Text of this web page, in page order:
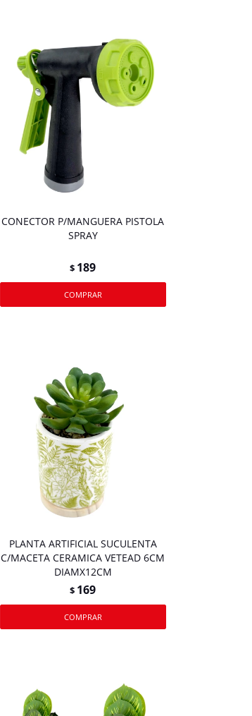
CONECTOR P/MANGUERA PISTOLA
SPRAY
$ 189
PLANTA ARTIFICIAL SUCULENTA
C/MACETA CERAMICA VETEAD 6CM
DIAMX12CM
$ 169